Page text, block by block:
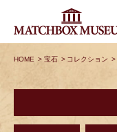
HOME > 宝石 > コレクション >